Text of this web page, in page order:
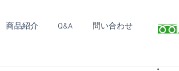
商品紹介 Q&A 問い合わせ